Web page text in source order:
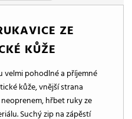
ZE
KŮŽE
velmi pohodlné a příjemné
kůže, vnější strana
hřbet ruky ze
Suchý zip na zápěstí